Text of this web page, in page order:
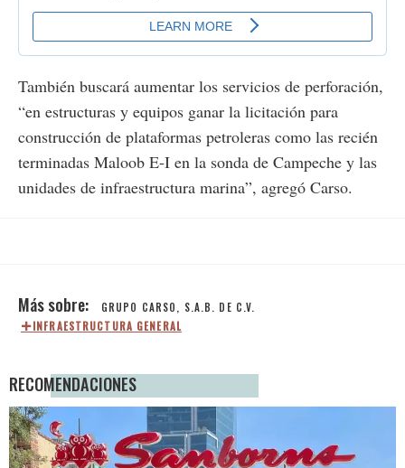
También buscará aumentar los servicios de perforación,
“en estructuras y equipos ganar la licitación para
construcción de plataformas petroleras como las recién
terminadas Maloob E-I en la sonda de Campeche y las
unidades de infraestructura marina”, agregó Carso.
GRUPO CARSO, S.A.B. DE C.V.
INFRAESTRUCTURA GENERAL
RECOMENDACIONES